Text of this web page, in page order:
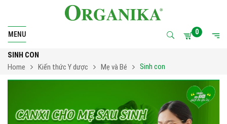
MENU 0
SINH CON
Home
Kiến thức Y dược Mẹ và Bé Sinh con